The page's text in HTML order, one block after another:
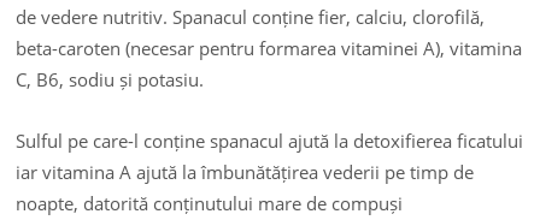
de vedere nutritiv. Spanacul conține fier, calciu, clorofilă,
beta-caroten (necesar pentru formarea vitaminei A), vitamina
C, B6, sodiu și potasiu.
Sulful pe care-l conține spanacul ajută la detoxifierea ficatului
iar vitamina A ajută la îmbunătățirea vederii pe timp de
noapte, datorită conținutului mare de compuși